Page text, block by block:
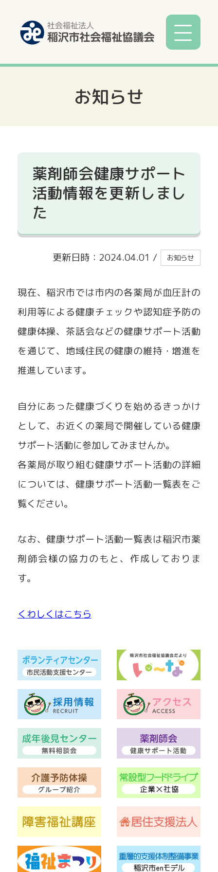
社協とは
社協事業
サービス
お知らせ
薬剤師会健康サポート
活動情報を更新しまし
た
更新日時：2024.04.01 / お知らせ
現在、稲沢市では市内の各薬局が血圧計の
利用等による健康チェックや認知症予防の
健康体操、茶話会などの健康サポート活動
を通じて、地域住民の健康の維持・増進を
推進しています。
自分にあった健康づくりを始めるきっかけ
として、お近くの薬局で開催している健康
サポート活動に参加してみませんか。
各薬局が取り組む健康サポート活動の詳細
については、健康サポート活動一覧表をご
覧ください。
なお、健康サポート活動一覧表は稲沢市薬
剤師会様の協力のもと、作成しておりま
す。
くわしくはこちら